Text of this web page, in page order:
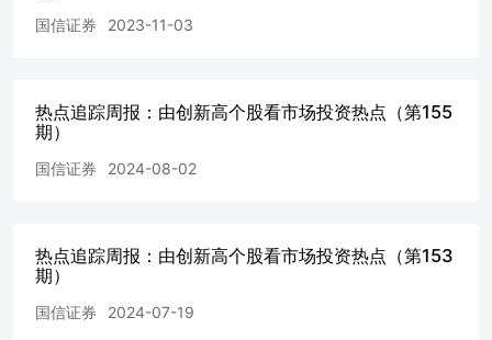
国信证券 2023-11-03
热点追踪周报：由创新高个股看市场投资热点（第155
期）
国信证券 2024-08-02
热点追踪周报：由创新高个股看市场投资热点（第153
期）
国信证券 2024-07-19